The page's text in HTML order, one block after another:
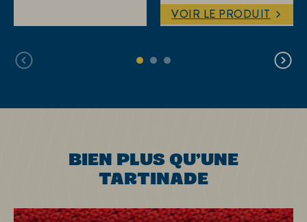
VOIR LE PRODUIT
BIEN PLUS QU’UNE
TARTINADE